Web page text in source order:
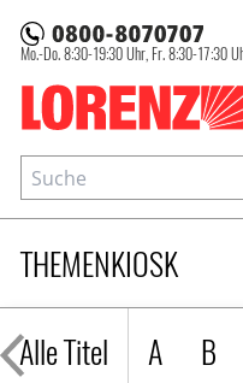
Lorenz
Mo.-Do. 8:30-19:30 Uhr, Fr. 8:30-17:30
THEMENKIOSK
Alle Titel
A B
Suche
Zeitschriftensuche